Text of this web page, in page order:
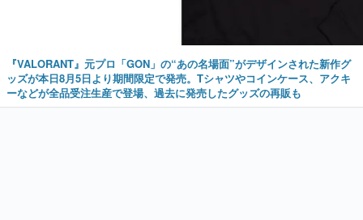
『VALORANT』元プロ「GON」の“あの名場面”がデザインされた新作グ
ッズが本日8月5日より期間限定で発売。Tシャツやコインケース、アクキ
ーなどが全品受注生産で登場、過去に発売したグッズの再販も